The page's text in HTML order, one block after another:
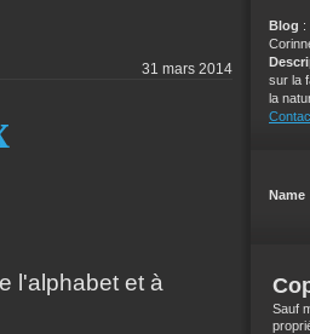
31 mars 2014
l'alphabet et à
Blog :
sur la
la
Sauf